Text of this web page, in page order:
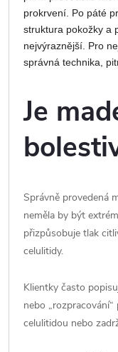
prokrvení. Po páté
struktura pokožky a
nejvýraznější. Pro
správná technika,
Je
Správně provedená
neměla by být
přizpůsobuje tlak
celulitidy.
Klientky často
nebo
celulitidou nebo